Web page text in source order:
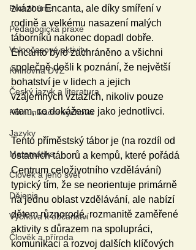
Pomáháme
Pedagogická praxe
Volnočasové aktivity
Knihovna DVZ
Český jazyk a literatura
Komunikační výchova
Jazyky
Matematika
Člověk a jeho svět
Dějepis
Výchova k občanství
Člověk a příroda
zkázou Encanta, ale díky smíření v
rodině a velkému nasazení malých
táborníků nakonec dopadl dobře.
Encanto bylo zachráněno a všichni
společně došli k poznání, že největší
bohatství je v lidech a jejich
vzájemných vztazích, nikoliv pouze
vtom, co dokážeme jako jednotlivci.
Tento příměstský tábor je (na rozdíl od
ostatních táborů a kempů, které pořádá
Centrum celoživotního vzdělávání)
typický tím, že se neorientuje primárně
na jednu oblast vzdělávání, ale nabízí
dětem různorodé, rozmanitě zaměřené
aktivity s důrazem na spolupráci,
komunikaci a rozvoj dalších klíčových